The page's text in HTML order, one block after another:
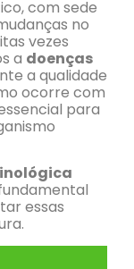
com sede
no
vezes
a doenças
a qualidade
ocorre com
para
essas